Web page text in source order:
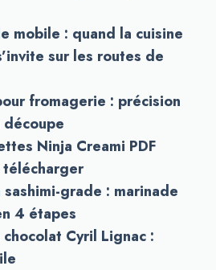
mobile : quand la cuisine
sur les routes de
fromagerie : précision
Ninja Creami PDF
grade : marinade
4 étapes
Cyril Lignac :